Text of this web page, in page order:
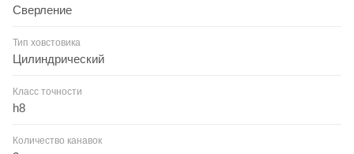
Сверление
Тип ховстовика
Цилиндрический
Класс точности
h8
Количество канавок